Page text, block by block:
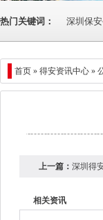
热门关键词： 深圳保安
首页 » 得安资讯中心 »
上一篇： 深圳得
相关资讯